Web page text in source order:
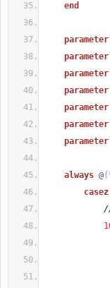
end
parameter
parameter
parameter
parameter
parameter
parameter
parameter
always @(
casez
1